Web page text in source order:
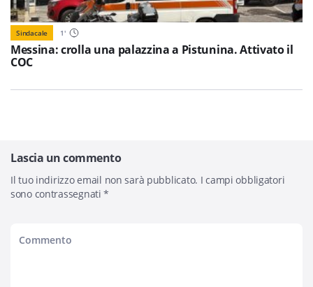
Sindacale 1'
Messina: crolla una palazzina a Pistunina. Attivato il
COC
Lascia un commento
Il tuo indirizzo email non sarà pubblicato. I campi obbligatori
sono contrassegnati*